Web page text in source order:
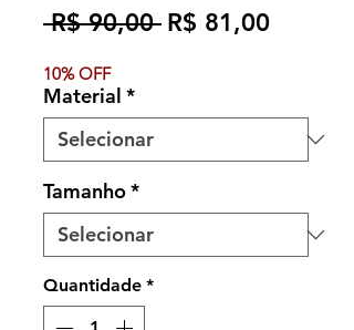
R$ 90,00 Preço
R$ 81,00Preço
10% OFF
Material *
Tamanho*
Quantidade *